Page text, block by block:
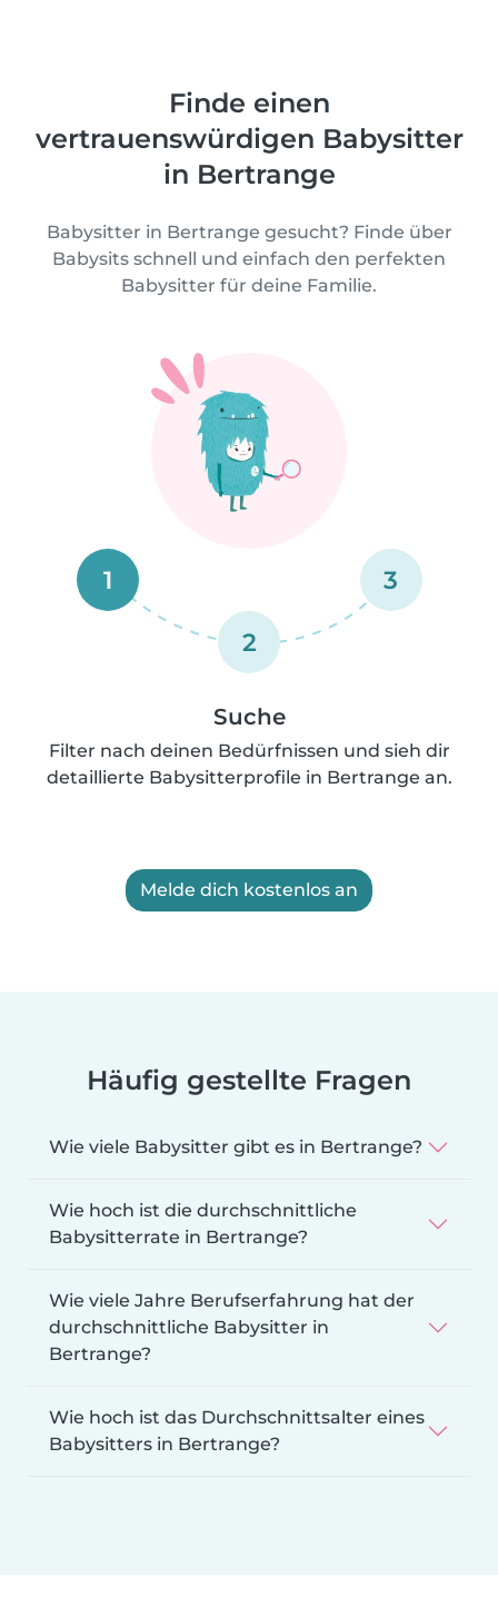
Finde einen
vertrauenswürdigen Babysitter
in Bertrange
Babysitter in Bertrange gesucht? Finde über
Babysits schnell und einfach den perfekten
Babysitter für deine Familie.
1
2
3
Suche
Filter nach deinen Bedürfnissen und sieh dir
detaillierte Babysitterprofile in Bertrange an.
Melde dich kostenlos an
Häufig gestellte Fragen
Wie viele Babysitter gibt es in Bertrange?
Wie hoch ist die durchschnittliche
Babysitterrate in Bertrange?
Wie viele Jahre Berufserfahrung hat der
durchschnittliche Babysitter in
Bertrange?
Wie hoch ist das Durchschnittsalter eines
Babysitters in Bertrange?